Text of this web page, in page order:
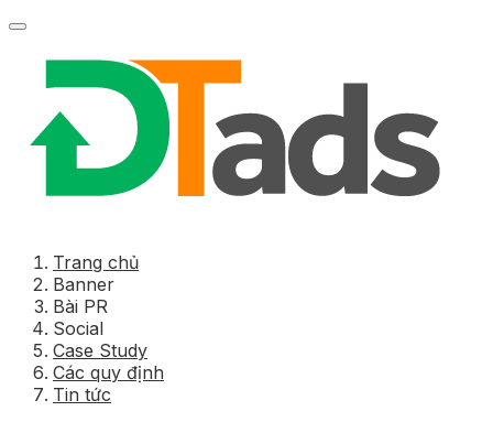
Trang chủ
Banner
Bài PR
Social
Case Study
Các quy định
Tin tức